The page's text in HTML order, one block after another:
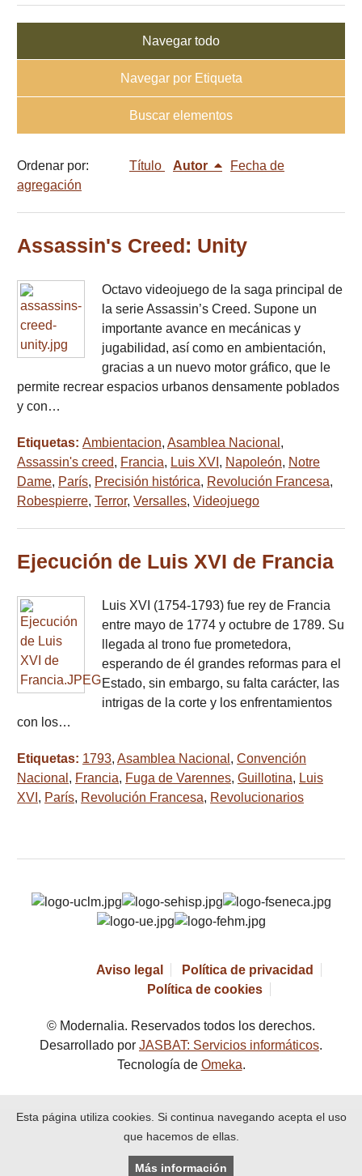
Navegar todo
Navegar por Etiqueta
Buscar elementos
Ordenar por: Título Autor
Fecha de
agregación
Assassin's Creed: Unity
Octavo videojuego de la saga principal de
la serie Assassin’s Creed. Supone un
importante avance en mecánicas y
jugabilidad, así como en ambientación,
gracias a un nuevo motor gráfico, que le
permite recrear espacios urbanos densamente poblados
y con…
Etiquetas: Ambientacion, Asamblea Nacional ,
Assassin's creed, Francia, Luis XVI , Napoleón, Notre
Dame, París, Precisión histórica, Revolución Francesa,
Robespierre, Terror, Versalles, Videojuego
Ejecución de Luis XVI de Francia
Luis XVI (1754-1793) fue rey de Francia
entre mayo de 1774 y octubre de 1789. Su
llegada al trono fue prometedora,
esperando de él grandes reformas para el
Estado, sin embargo, su falta carácter, las
intrigas de la corte y los enfrentamientos
con los…
Etiquetas: 1793, Asamblea Nacional , Convención
Nacional , Francia, Fuga de Varennes, Guillotina, Luis
XVI , París, Revolución Francesa, Revolucionarios
Aviso legal
Política de privacidad
Política de cookies
© Modernalia. Reservados todos los derechos.
Desarrollado por JASBAT: Servicios informáticos.
Tecnología de Omeka.
Esta página utiliza cookies. Si continua navegando acepta el uso
que hacemos de ellas.
Más información